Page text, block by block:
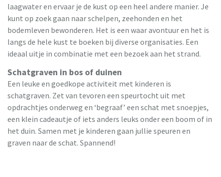
laagwater en ervaar je de kust op een heel andere manier. Je
kunt op zoek gaan naar schelpen, zeehonden en het
bodemleven bewonderen. Het is een waar avontuur en het is
langs de hele kust te boeken bij diverse organisaties. Een
ideaal uitje in combinatie met een bezoek aan het strand.
Schatgraven in bos of duinen
Een leuke en goedkope activiteit met kinderen is
schatgraven. Zet van tevoren een speurtocht uit met
opdrachtjes onderweg en ‘begraaf’ een schat met snoepjes,
een klein cadeautje of iets anders leuks onder een boom of in
het duin. Samen met je kinderen gaan jullie speuren en
graven naar de schat. Spannend!